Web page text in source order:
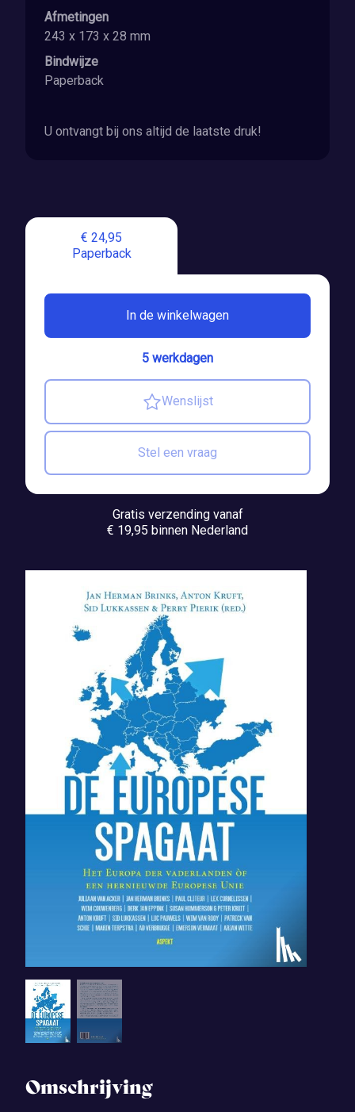
Omschrijving
€ 24,95
Paperback
In de winkelwagen
5 werkdagen
Wenslijst
Stel een vraag
Gratis verzending vanaf
€ 19,95 binnen Nederland
Afmetingen
243 x 173 x 28 mm
Bindwijze
Paperback
U ontvangt bij ons altijd de laatste druk!